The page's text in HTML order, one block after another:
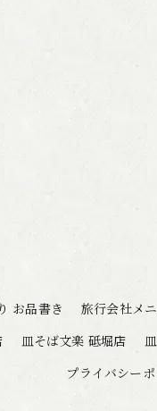
お品書き 旅行会社メ
皿そば文楽 砥堀店
プライバシー